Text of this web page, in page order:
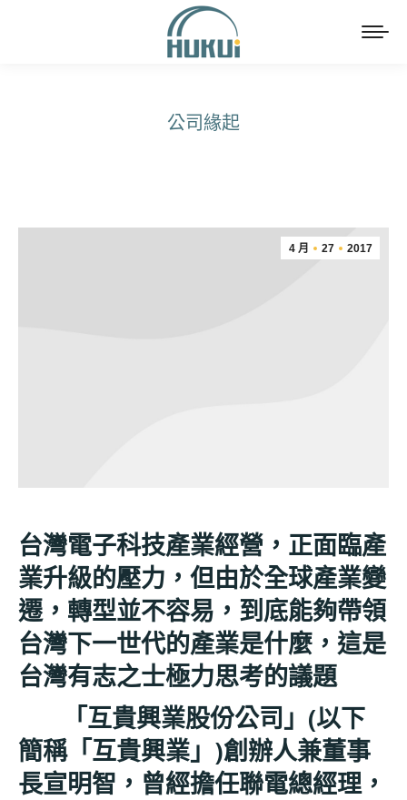
公司緣起
4 月 27 2017
台灣電子科技產業經營，正面臨產
業升級的壓力，但由於全球產業變
遷，轉型並不容易，到底能夠帶領
台灣下一世代的產業是什麼，這是
台灣有志之士極力思考的議題
「互貴興業股份公司」(以下
簡稱「互貴興業」)創辦人兼董事
長宣明智，曾經擔任聯電總經理，